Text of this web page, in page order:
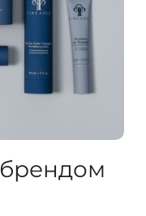
брендом